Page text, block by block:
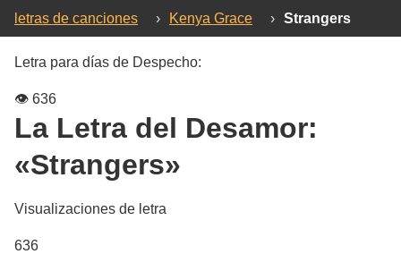
letras de canciones › Kenya Grace › Strangers
Letra para días de Despecho:
👁️ 636
La Letra del Desamor:
«Strangers»
Visualizaciones de letra
636